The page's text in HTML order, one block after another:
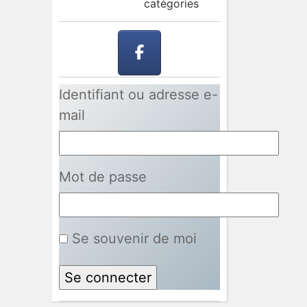
catégories
Identifiant ou adresse e-
mail
Mot de passe
Se souvenir de moi